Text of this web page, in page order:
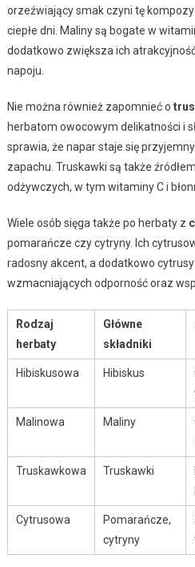
orzeźwiający smak czyni tę
ciepłe dni. Maliny są bogate w
dodatkowo zwiększa ich
napoju.
Nie można również zapomnieć o
herbatom owocowym delikatności i
sprawia, że napar staje się
zapachu. Truskawki są także
odżywczych, w tym witaminy C i
Wiele osób sięga także po herbaty z
pomarańcze czy cytryny. Ich
radosny akcent, a dodatkowo
wzmacniających odporność oraz
Rodzaj
herbaty
Główne
składniki
Hibiskusowa Hibiskus
Malinowa Maliny
Truskawkowa Truskawki
Cytrusowa
Pomarańcze,
cytryny